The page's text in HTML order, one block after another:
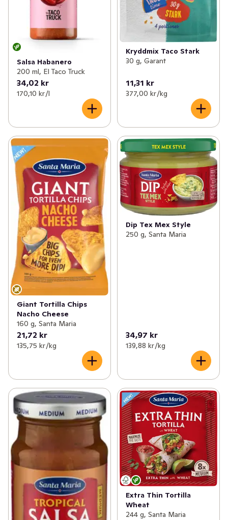
Salsa Habanero
200 ml, El Taco Truck
34,02 kr
170,10 kr /l
Kryddmix Taco Stark
30 g, Garant
11,31 kr
377,00 kr /kg
Giant Tortilla Chips
Nacho Cheese
160 g, Santa Maria
21,72 kr
135,75 kr /kg
Dip Tex Mex Style
250 g, Santa Maria
34,97 kr
139,88 kr /kg
Extra Thin Tortilla
Wheat
244 g, Santa Maria